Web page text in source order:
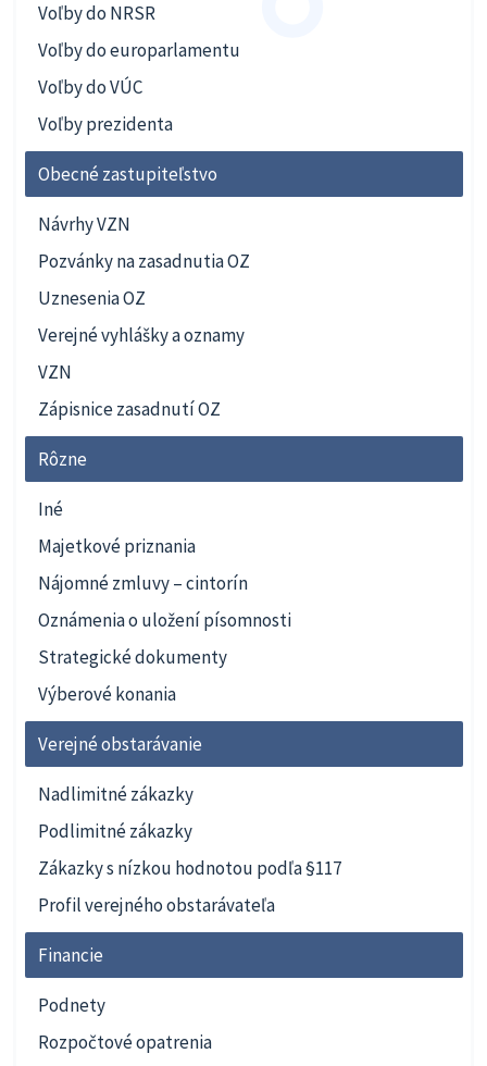
Voľby do NRSR
Voľby do europarlamentu
Voľby do VÚC
Voľby prezidenta
Obecné zastupiteľstvo
Návrhy VZN
Pozvánky na zasadnutia OZ
Uznesenia OZ
Verejné vyhlášky a oznamy
VZN
Zápisnice zasadnutí OZ
Rôzne
Iné
Majetkové priznania
Nájomné zmluvy – cintorín
Oznámenia o uložení písomnosti
Strategické dokumenty
Výberové konania
Verejné obstarávanie
Nadlimitné zákazky
Podlimitné zákazky
Zákazky s nízkou hodnotou podľa §117
Profil verejného obstarávateľa
Financie
Podnety
Rozpočtové opatrenia